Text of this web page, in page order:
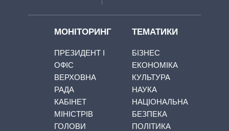
МОНІТОРИНГ
ПРЕЗИДЕНТ І
ОФІС
ВЕРХОВНА
РАДА
КАБІНЕТ
МІНІСТРІВ
ГОЛОВИ
ТЕМАТИКИ
БІЗНЕС
ЕКОНОМІКА
КУЛЬТУРА
НАУКА
НАЦІОНАЛЬНА
БЕЗПЕКА
ПОЛІТИКА